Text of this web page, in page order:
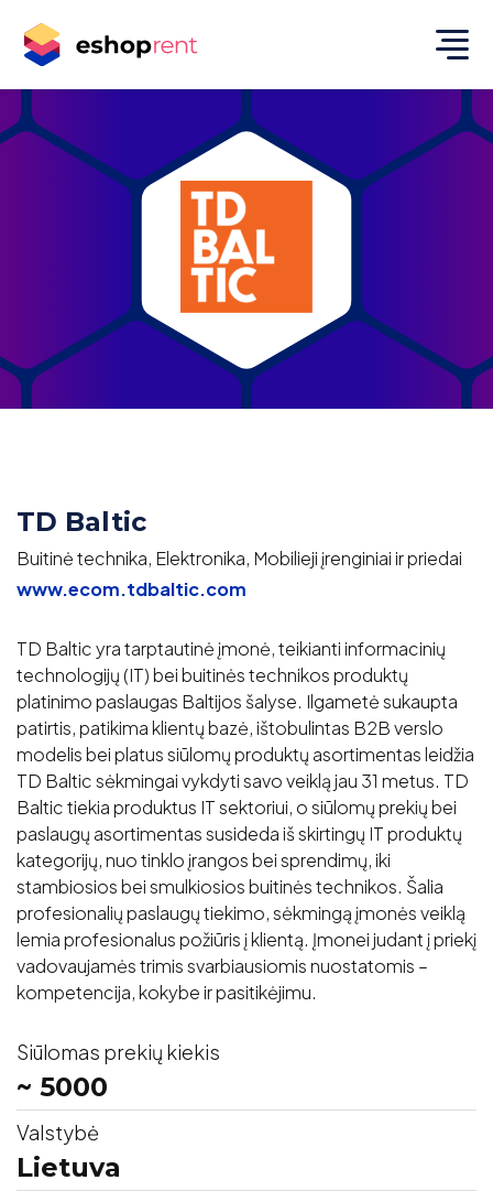
TD Baltic
Buitinė technika, Elektronika, Mobilieji įrenginiai ir priedai
www.ecom.tdbaltic.com
TD Baltic yra tarptautinė įmonė, teikianti informacinių
technologijų (IT) bei buitinės technikos produktų
platinimo paslaugas Baltijos šalyse. Ilgametė sukaupta
patirtis, patikima klientų bazė, ištobulintas B2B verslo
modelis bei platus siūlomų produktų asortimentas leidžia
TD Baltic sėkmingai vykdyti savo veiklą jau 31 metus. TD
Baltic tiekia produktus IT sektoriui, o siūlomų prekių bei
paslaugų asortimentas susideda iš skirtingų IT produktų
kategorijų, nuo tinklo įrangos bei sprendimų, iki
stambiosios bei smulkiosios buitinės technikos. Šalia
profesionalių paslaugų tiekimo, sėkmingą įmonės veiklą
lemia profesionalus požiūris į klientą. Įmonei judant į priekį
vadovaujamės trimis svarbiausiomis nuostatomis –
kompetencija, kokybe ir pasitikėjimu.
Siūlomas prekių kiekis
~ 5000
Valstybė
Lietuva